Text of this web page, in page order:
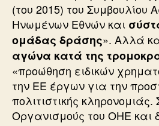
(του 2015) του
Ηνωμένων Εθνών και
ομάδας δράσης». Αλλά
αγώνα κατά της
«προώθηση ειδικών
την ΕΕ έργων για την
πολιτιστικής
Οργανισμούς του ΟΗΕ και